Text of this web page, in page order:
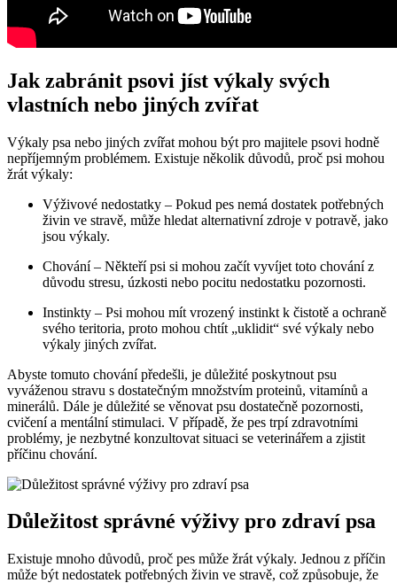
Jak zabránit psovi jíst výkaly svých
vlastních nebo jiných zvířat
Výkaly psa nebo jiných zvířat mohou být pro majitele psovi hodně
nepříjemným problémem. Existuje několik důvodů, proč psi mohou
žrát výkaly:
Výživové nedostatky – Pokud pes nemá dostatek potřebných
živin ve stravě, může hledat alternativní zdroje v potravě, jako
jsou výkaly.
Chování – Někteří psi si mohou začít vyvíjet toto chování z
důvodu stresu, úzkosti nebo pocitu nedostatku pozornosti.
Instinkty – Psi mohou mít vrozený instinkt k čistotě a ochraně
svého teritoria, proto mohou chtít „uklidit“ své výkaly nebo
výkaly jiných zvířat.
Abyste tomuto chování předešli, je důležité poskytnout psu
vyváženou stravu s dostatečným množstvím proteinů, vitamínů a
minerálů. Dále je důležité se věnovat psu dostatečně pozornosti,
cvičení a mentální stimulaci. V případě, že pes trpí zdravotními
problémy, je nezbytné konzultovat situaci se veterinářem a zjistit
příčinu chování.
Důležitost správné výživy pro zdraví psa
Existuje mnoho důvodů, proč pes může žrát výkaly. Jednou z příčin
může být nedostatek potřebných živin ve stravě, což způsobuje, že